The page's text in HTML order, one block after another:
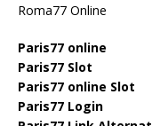
Roma77 Online
Paris77 online
Paris77 Slot
Paris77 online Slot
Paris77 Login